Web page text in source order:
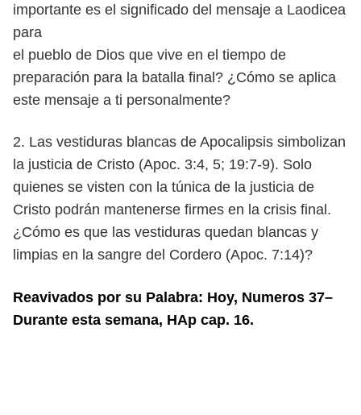
importante es el significado del mensaje a Laodicea
para
el pueblo de Dios que vive en el tiempo de
preparación para la batalla final? ¿Cómo se aplica
este mensaje a ti personalmente?
2. Las vestiduras blancas de Apocalipsis simbolizan
la justicia de Cristo (Apoc. 3:4, 5; 19:7-9). Solo
quienes se visten con la túnica de la justicia de
Cristo podrán mantenerse firmes en la crisis final.
¿Cómo es que las vestiduras quedan blancas y
limpias en la sangre del Cordero (Apoc. 7:14)?
Reavivados por su Palabra: Hoy, Numeros 37–
Durante esta semana, HAp cap. 16.